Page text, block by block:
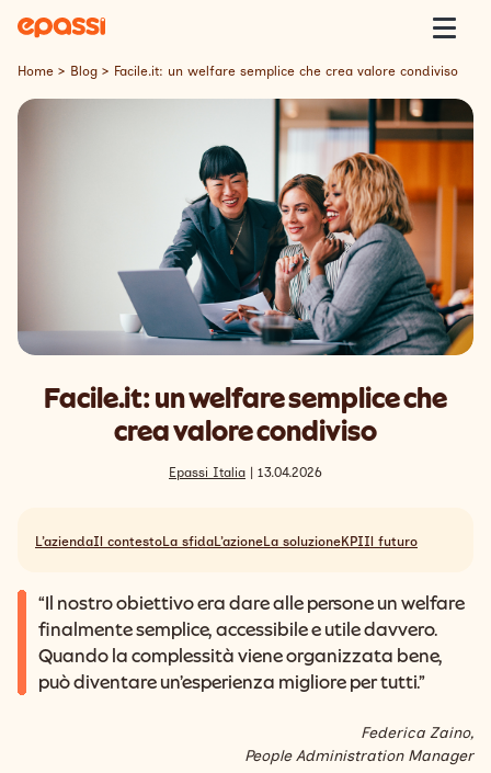
Skip to content
Epassi
Epassi Italia
Insight
Contatti
Italiano
Home > Blog > Facile.it: un welfare semplice che crea valore condiviso
Facile.it: un welfare semplice che
crea valore condiviso
Epassi Italia | 13.04.2026
L’aziendaIl contestoLa sfidaL’azioneLa soluzioneKPIIl futuro
“Il nostro obiettivo era dare alle persone un welfare
finalmente semplice, accessibile e utile davvero.
Quando la complessità viene organizzata bene,
può diventare un’esperienza migliore per tutti.”
Federica Zaino,
People Administration Manager